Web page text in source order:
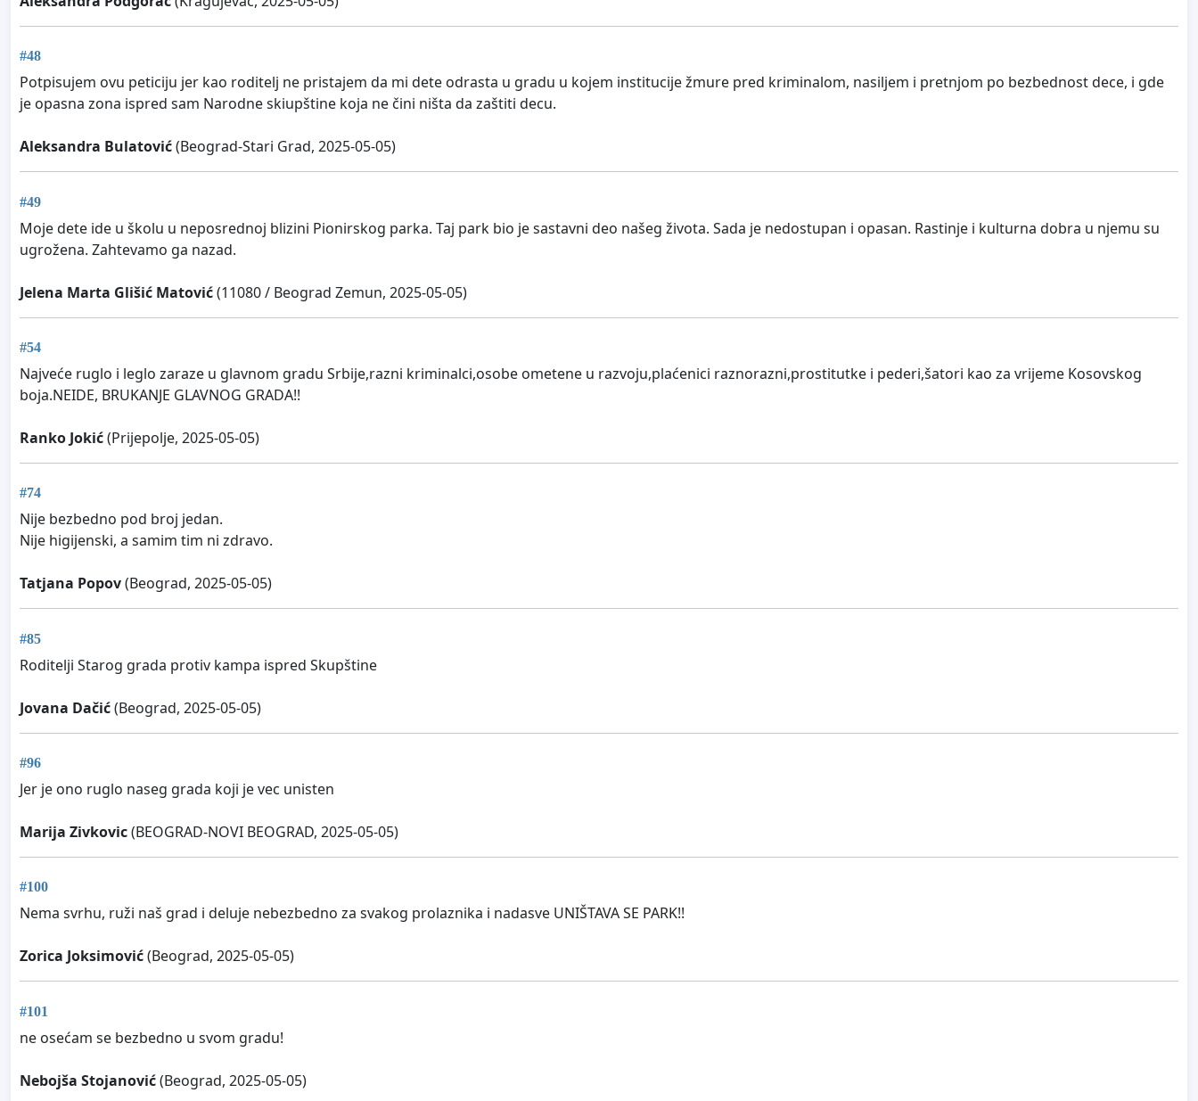
#48
Potpisujem ovu peticiju jer kao roditelj ne pristajem da mi dete odrasta u gradu u kojem institucije žmure pred kriminalom, nasiljem i pretnjom po bezbednost dece, i gde
je opasna zona ispred sam Narodne skiupštine koja ne čini ništa da zaštiti decu.
Aleksandra Bulatović(Beograd-Stari Grad, 2025-05-05)
#49
Moje dete ide u školu u neposrednoj blizini Pionirskog parka. Taj park bio je sastavni deo našeg života. Sada je nedostupan i opasan. Rastinje i kulturna dobra u njemu su
ugrožena. Zahtevamo ga nazad.
Jelena Marta Glišić Matović(11080 / Beograd Zemun, 2025-05-05)
#54
Najveće ruglo i leglo zaraze u glavnom gradu Srbije,razni kriminalci,osobe ometene u razvoju,plaćenici raznorazni,prostitutke i pederi,šatori kao za vrijeme Kosovskog
boja.NEIDE, BRUKANJE GLAVNOG GRADA!!
Ranko Jokić(Prijepolje, 2025-05-05)
#74
Nije bezbedno pod broj jedan.
Nije higijenski, a samim tim ni zdravo.
Tatjana Popov(Beograd, 2025-05-05)
#85
Roditelji Starog grada protiv kampa ispred Skupštine
Jovana Dačić(Beograd, 2025-05-05)
#96
Jer je ono ruglo naseg grada koji je vec unisten
Marija Zivkovic(BEOGRAD-NOVI BEOGRAD, 2025-05-05)
#100
Nema svrhu, ruži naš grad i deluje nebezbedno za svakog prolaznika i nadasve UNIŠTAVA SE PARK!!
Zorica Joksimović(Beograd, 2025-05-05)
#101
ne osećam se bezbedno u svom gradu!
Nebojša Stojanović(Beograd, 2025-05-05)